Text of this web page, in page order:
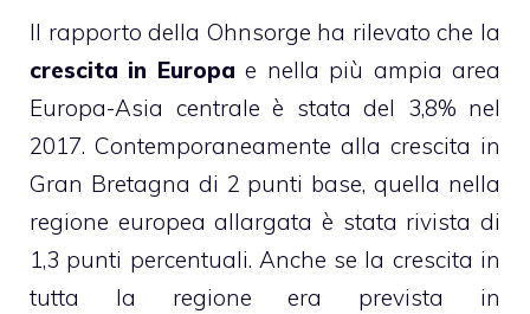
Il rapporto della Ohnsorge ha rilevato che la
crescita in Europa e nella più ampia area
Europa-Asia centrale è stata del 3,8% nel
2017. Contemporaneamente alla crescita in
Gran Bretagna di 2 punti base, quella nella
regione europea allargata è stata rivista di
1,3 punti percentuali. Anche se la crescita in
tutta la regione era prevista in